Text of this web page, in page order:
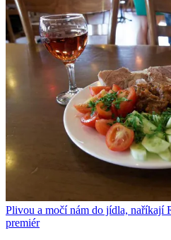
Plivou a močí nám do jídla, naříkají
premiér